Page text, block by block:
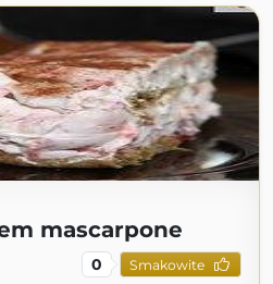
mascarpone
0 Smakowite